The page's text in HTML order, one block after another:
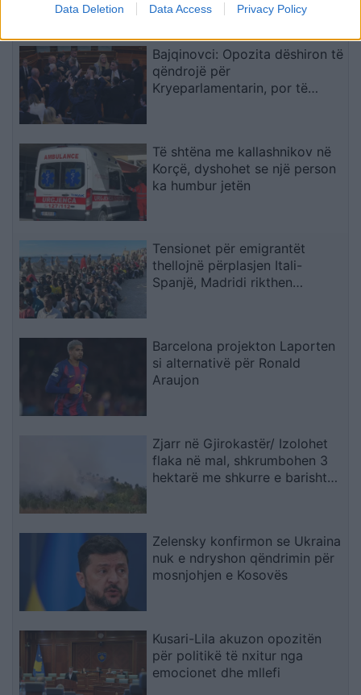
Data Deletion Data Access Privacy Policy
laboratorin e Frakullës
shqiptar
Bajqinovci: Opozita dëshiron të
qëndrojë për
Kryeparlamentarin, por të
Të shtëna me kallashnikov në
Korçë, dyshohet se një person
ka humbur jetën
Tensionet për emigrantët
thellojnë përplasjen Itali-
Spanjë, Madridi rikthen
Barcelona projekton Laporten
si alternativë për Ronald
Araujon
Zjarr në Gjirokastër/ Izolohet
flaka në mal, shkrumbohen 3
hektarë me shkurre e barishte
Zelensky konfirmon se Ukraina
nuk e ndryshon qëndrimin për
mosnjohjen e Kosovës
Kusari-Lila akuzon opozitën
për politikë të nxitur nga
emocionet dhe mllefi